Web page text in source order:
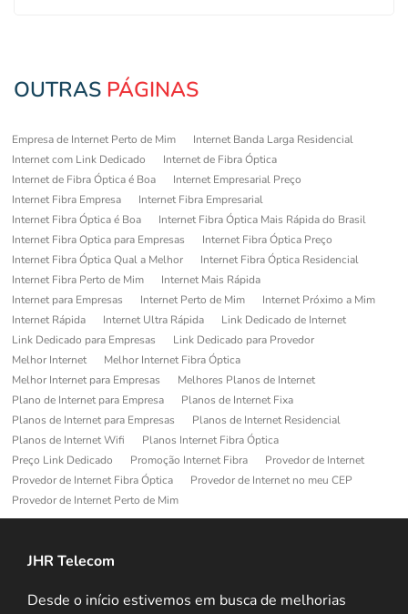
OUTRAS PÁGINAS
Empresa de Internet Perto de Mim
Internet Banda Larga Residencial
Internet com Link Dedicado
Internet de Fibra Óptica
Internet de Fibra Óptica é Boa
Internet Empresarial Preço
Internet Fibra Empresa
Internet Fibra Empresarial
Internet Fibra Óptica é Boa
Internet Fibra Óptica Mais Rápida do Brasil
Internet Fibra Optica para Empresas
Internet Fibra Óptica Preço
Internet Fibra Óptica Qual a Melhor
Internet Fibra Óptica Residencial
Internet Fibra Perto de Mim
Internet Mais Rápida
Internet para Empresas
Internet Perto de Mim
Internet Próximo a Mim
Internet Rápida
Internet Ultra Rápida
Link Dedicado de Internet
Link Dedicado para Empresas
Link Dedicado para Provedor
Melhor Internet
Melhor Internet Fibra Óptica
Melhor Internet para Empresas
Melhores Planos de Internet
Plano de Internet para Empresa
Planos de Internet Fixa
Planos de Internet para Empresas
Planos de Internet Residencial
Planos de Internet Wifi
Planos Internet Fibra Óptica
Preço Link Dedicado
Promoção Internet Fibra
Provedor de Internet
Provedor de Internet Fibra Óptica
Provedor de Internet no meu CEP
Provedor de Internet Perto de Mim
JHR Telecom
Desde o início estivemos em busca de melhorias